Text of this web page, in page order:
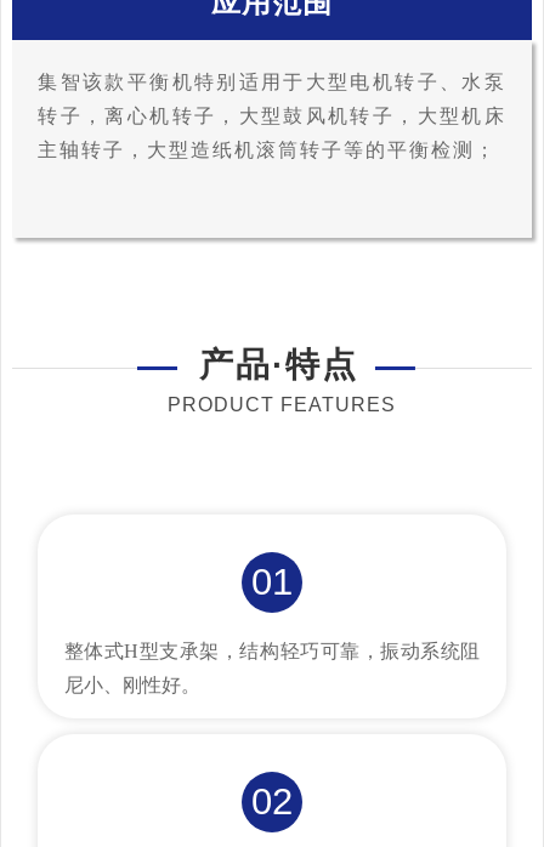
集智该款平衡机特别适用于大型电机转子、水泵
转子，离心机转子，大型鼓风机转子，大型机床
主轴转子，大型造纸机滚筒转子等的平衡检测；
产品·特点
PRODUCT FEATURES
01
整体式H型支承架，结构轻巧可靠，振动系统阻
尼小、刚性好。
02